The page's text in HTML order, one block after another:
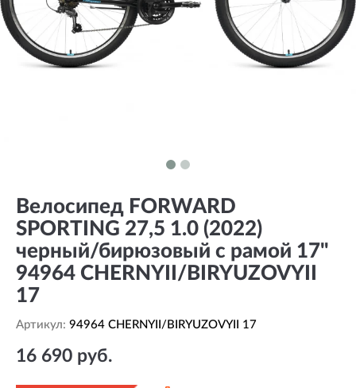
Велосипед FORWARD
SPORTING 27,5 1.0 (2022)
черный/бирюзовый с рамой 17"
94964 CHERNYII/BIRYUZOVYII
17
Артикул: 94964 CHERNYII/BIRYUZOVYII 17
16 690 руб.